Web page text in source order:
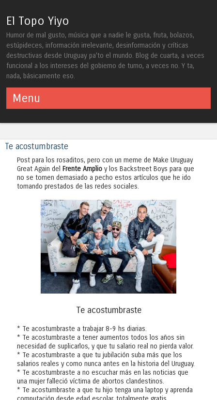
El Topo Yiyo
Humor de mal gusto, música que a nadie le gusta, fruta, bolazos,
estúpideces, información irrelevante, desinformación y críticas
destructivas desde Uruguay pa'to el mundo. Blog de cuarta, a veces
funcional a los intereses del gobierno de turno, a veces no. Y ta,
nada, básicamente eso.
Menu
Te acostumbraste
Post para los rosaditos, pero con un meme de Make Uruguay
Great Again del Frente Amplio y los Backstreet Boys para que
no se tomen demasiado a pecho estos artículos que he ido
tomando prestados de las redes sociales.
Te acostumbraste
* Te acostumbraste a trabajar 8-9 hs diarias.
* Te acostumbraste a tener aumentos todos los años sin
necesidad de suplicarlos, y que tu salario real no pierda valor.
* Te acostumbraste a que tu jubilación suba más que los
salarios reales y como nunca antes en la historia del Uruguay.
* Te acostumbraste a no escuchar más en las noticias que
una mujer falleció víctima de abortos clandestinos.
* Te acostumbraste a que tu hijo tenga una laptop y aprenda